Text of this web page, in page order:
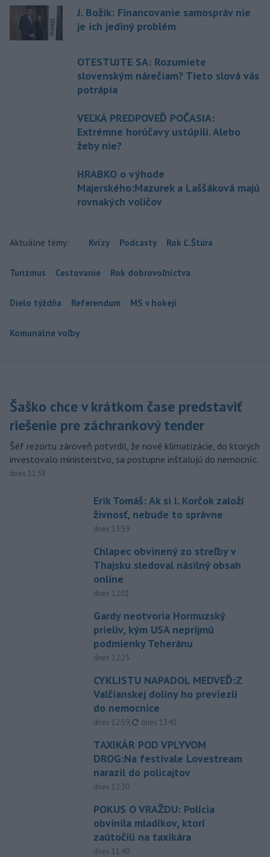
J. Božik: Financovanie samospráv nie
je ich jediný problém
OTESTUJTE SA: Rozumiete
slovenským nárečiam? Tieto slová vás
potrápia
VEĽKÁ PREDPOVEĎ POČASIA:
Extrémne horúčavy ustúpili. Alebo
žeby nie?
HRABKO o výhode
Majerského:Mazurek a Laššáková majú
rovnakých voličov
Aktuálne témy: Kvízy Podcasty Rok Ľ.Štúra
Turizmus Cestovanie Rok dobrovoľníctva
Dielo týždňa Referendum MS v hokeji
Komunálne voľby
Šaško chce v krátkom čase predstaviť
riešenie pre záchrankový tender
Šéf rezortu zároveň potvrdil, že nové klimatizácie, do ktorých
investovalo ministerstvo, sa postupne inštalujú do nemocníc.
dnes 11:58
Erik Tomáš: Ak si I. Korčok založí
živnosť, nebude to správne
dnes 13:59
Chlapec obvinený zo streľby v
Thajsku sledoval násilný obsah
online
dnes 12:01
Gardy neotvoria Hormuzský
prieliv, kým USA neprijmú
podmienky Teheránu
dnes 12:25
CYKLISTU NAPADOL MEDVEĎ:Z
Valčianskej doliny ho previezli
do nemocnice
dnes 12:59, aktualizované
dnes 13:41
TAXIKÁR POD VPLYVOM
DROG:Na festivale Lovestream
narazil do policajtov
dnes 12:30
POKUS O VRAŽDU: Polícia
obvinila mladíkov, ktorí
zaútočili na taxikára
dnes 11:40